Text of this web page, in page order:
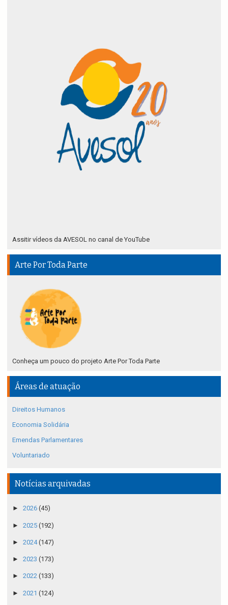
Assitir vídeos da AVESOL no canal de YouTube
Arte Por Toda Parte
Conheça um pouco do projeto Arte Por Toda Parte
Áreas de atuação
Direitos Humanos
Economia Solidária
Emendas Parlamentares
Voluntariado
Notícias arquivadas
► 2026 (45)
► 2025 (192)
► 2024(147)
► 2023 (173)
► 2022 (133)
► 2021 (124)